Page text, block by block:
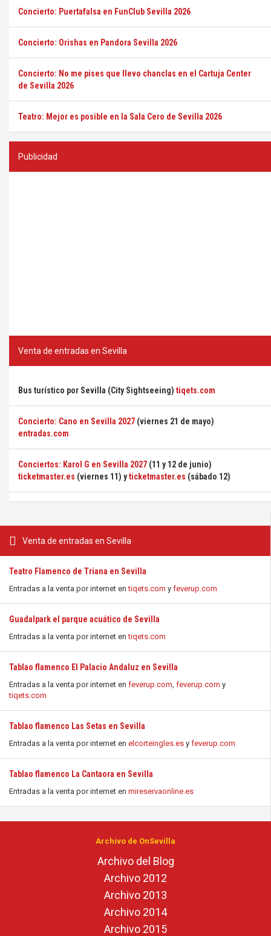
Venta de entradas en Sevilla
Teatro Flamenco de Triana en Sevilla
Entradas a la venta por internet entiqets.com y feverup.com
Guadalpark el parque acuático de Sevilla
Entradas a la venta por internet entiqets.com
Tablao flamenco El Palacio Andaluz en Sevilla
Entradas a la venta por internet en feverup.com, feverup.com y
tiqets.com
Tablao flamenco Las Setas en Sevilla
Entradas a la venta por internet en elcorteingles.es y feverup.com
Tablao flamenco La Cantaora en Sevilla
Entradas a la venta por internet en mireservaonline.es
Concierto: Puertafalsa en FunClub Sevilla 2026
Concierto: Orishas en Pandora Sevilla 2026
Concierto: No me pises que llevo chanclas en el Cartuja Center
de Sevilla 2026
Teatro: Mejor es posible en la Sala Cero de Sevilla 2026
Publicidad
Venta de entradas en Sevilla
Bus turístico por Sevilla (City Sightseeing) tiqets.com
Concierto: Cano en Sevilla 2027 (viernes 21 de mayo)
entradas.com
Conciertos: Karol G en Sevilla 2027 (11 y 12 de junio)
ticketmaster.es (viernes 11) yticketmaster.es (sábado 12)
Archivo de OnSevilla
Archivo del Blog
Archivo 2012
Archivo 2013
Archivo 2014
Archivo 2015